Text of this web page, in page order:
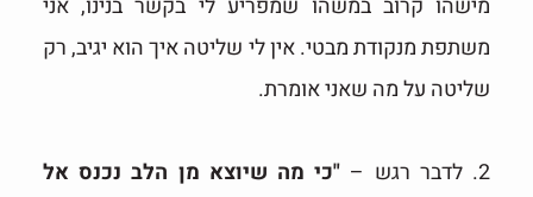
מישהו קרוב במשהו שמפריע לי בקשר בנינו, אני
משתפת מנקודת מבטי. אין לי שליטה איך הוא יגיב, רק
שליטה על מה שאני אומרת.
2. לדבר רגש –
"כי מה שיוצא מן הלב נכנס אל